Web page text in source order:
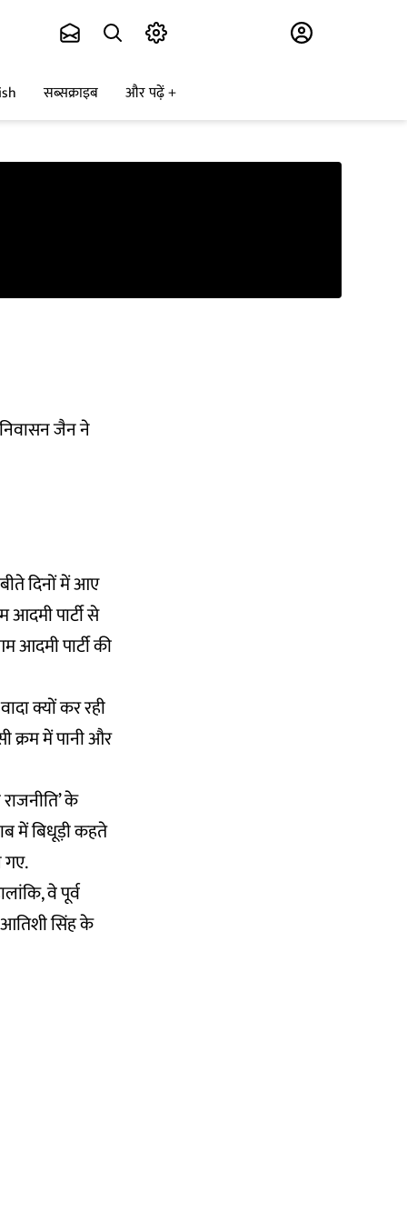
सब्सक्राइब और पढ़ें
जैन ने
दिनों में आए
पार्टी से
आदमी पार्टी की
क्यों कर रही
क्रम में पानी और
के
में बिधूड़ी कहते
गए.
वे पूर्व
सिंह के